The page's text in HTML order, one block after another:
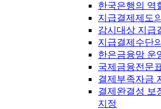
한국은행의 역
지급결제제도
감시대상 지급
지급결제수단
한은금융망 운
국제금융전문
결제부족자금
결제완결성 보
지정